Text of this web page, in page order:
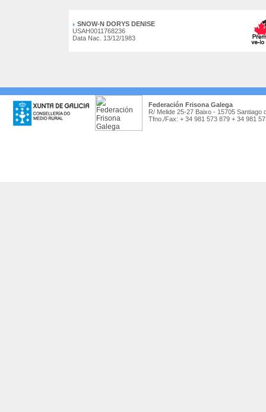
SNOW-N DORYS DENISE
USAH0011768236
Data Nac. 13/12/1983
Federación Frisona Galega
R/ Melide 25-27 Baixo - 15705 Santiago
Tfno./Fax: + 34 981 573 879 + 34 981